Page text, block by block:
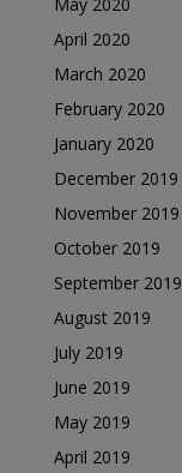
April 2020
March 2020
February 2020
January 2020
December 2019
November 2019
October 2019
September 2019
August 2019
July 2019
June 2019
May 2019
April 2019